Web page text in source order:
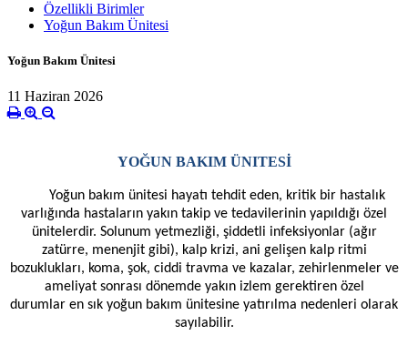
Özellikli Birimler
Yoğun Bakım Ünitesi
Yoğun Bakım Ünitesi
11 Haziran 2026
YOĞUN BAKIM ÜNITESİ
Yoğun bakım ünitesi hayatı tehdit eden, kritik bir hastalık
varlığında hastaların yakın takip ve tedavilerinin yapıldığı özel
ünitelerdir. Solunum yetmezliği, şiddetli infeksiyonlar (ağır
zatürre, menenjit gibi), kalp krizi, ani gelişen kalp ritmi
bozuklukları, koma, şok, ciddi travma ve kazalar, zehirlenmeler ve
ameliyat sonrası dönemde yakın izlem gerektiren özel
durumlar en sık yoğun bakım ünitesine yatırılma nedenleri olarak
sayılabilir.